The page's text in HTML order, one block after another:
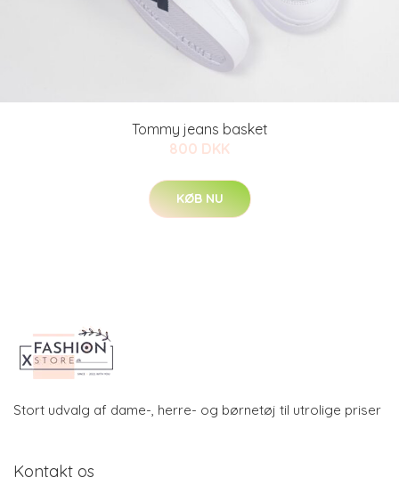
Tommy jeans basket
800 DKK
KØB NU
Stort udvalg af dame-, herre- og børnetøj til utrolige priser
Kontakt os